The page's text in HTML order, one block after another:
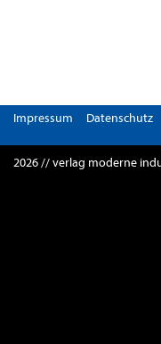
Impressum Datenschutz
2026 // verlag moderne